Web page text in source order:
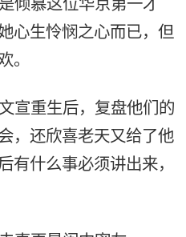
心生怜悯之心而已，但
。
宣重生后，复盘他们的
，还欣喜老天又给了他
有什么事必须讲出来，